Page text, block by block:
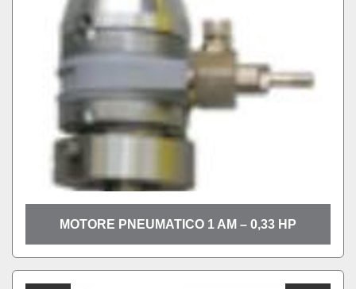
MOTORE PNEUMATICO 1 AM – 0,33 HP